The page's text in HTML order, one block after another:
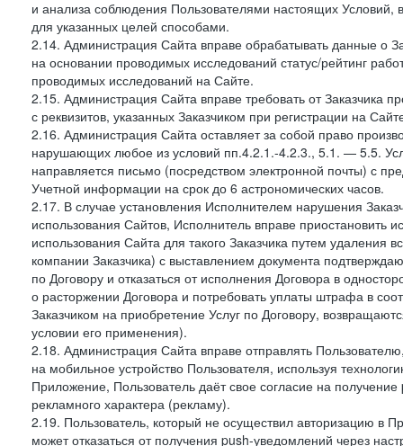
и анализа соблюдения Пользователями настоящих
для указанных целей способами.
2.14. Администрация Сайта вправе обрабатывать данные о
на основании проводимых исследований статус/рейтинг
проводимых исследований на Сайте.
2.15. Администрация Сайта вправе требовать от Заказчика
с реквизитов, указанных Заказчиком при регистрации на
2.16. Администрация Сайта оставляет за собой право
нарушающих любое из условий пп.4.2.1.-4.2.3., 5.1. — 5.5.
направляется письмо (посредством электронной почты) с
Учетной информации на срок до 6 астрономических часов.
2.17. В случае установления Исполнителем нарушения
использования Сайтов, Исполнитель вправе приостановить
использования Сайта для такого Заказчика путем
компании Заказчика) с выставлением документа
по Договору и отказаться от исполнения Договора в
о расторжении Договора и потребовать уплаты штрафа в
Заказчиком на приобретение Услуг по Договору,
условии его применения).
2.18. Администрация Сайта вправе отправлять
на мобильное устройство Пользователя, используя
Приложение, Пользователь даёт свое согласие на
рекламного характера (рекламу).
2.19. Пользователь, который не осуществил авторизацию в
может отказаться от получения push-уведомлений через